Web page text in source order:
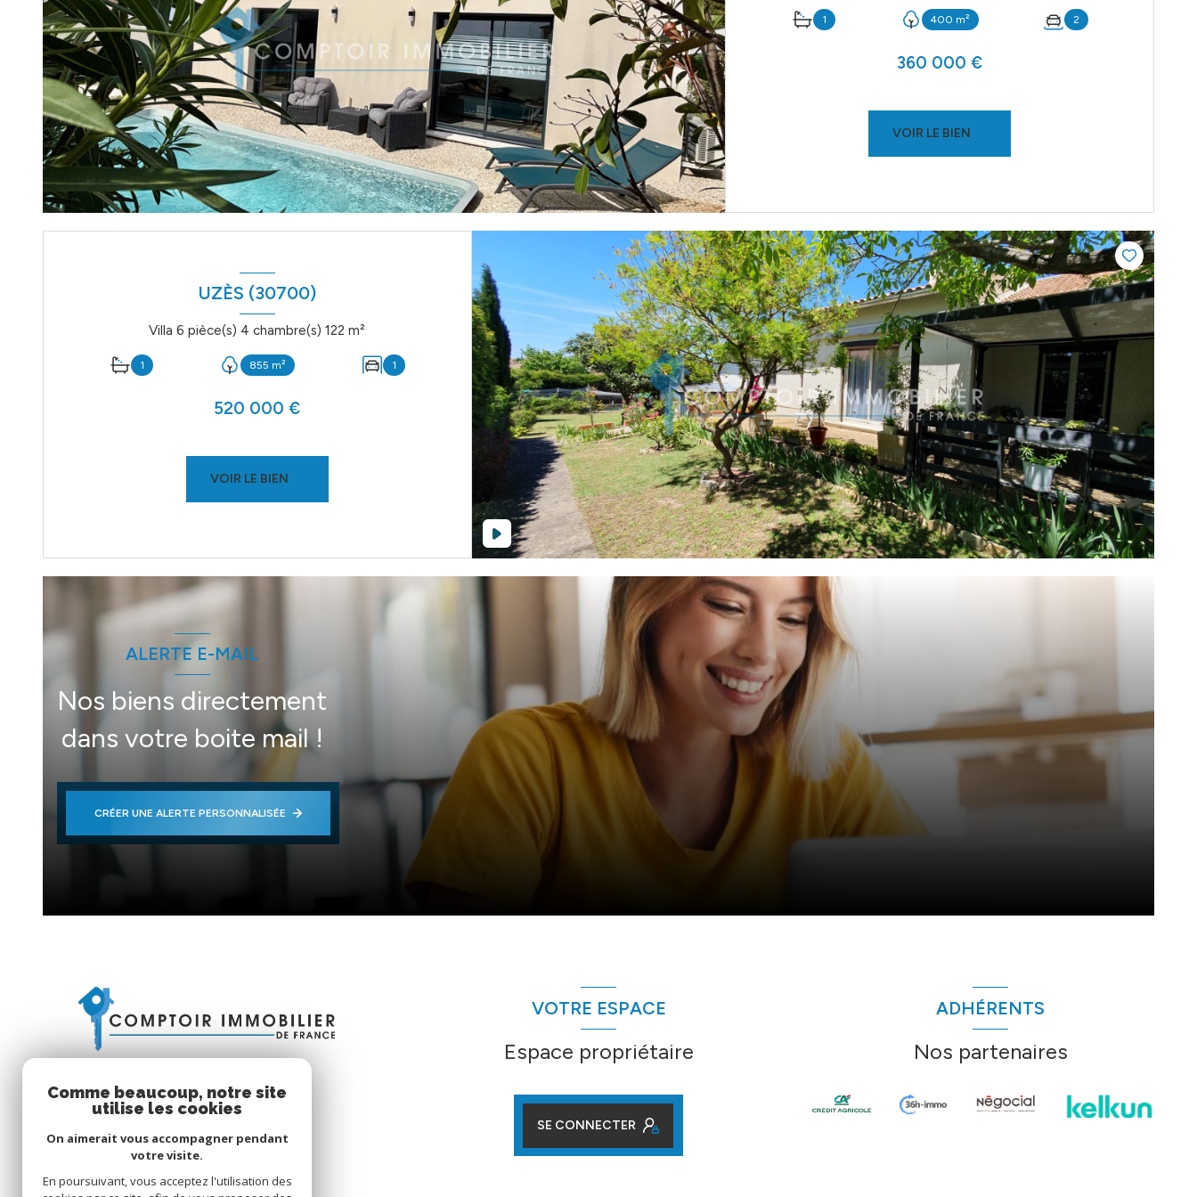
1 400 m² 2
360 000 €
VOIR LE BIEN
UZÈS (30700)
Villa 6 pièce(s) 4 chambre(s) 122 m²
1 855 m² 1
520 000 €
VOIR LE BIEN
ALERTE E-MAIL
Nos biens directement
dans votre boite mail !
CRÉER UNE ALERTE PERSONNALISÉE
VOTRE ESPACE
Espace propriétaire
SE CONNECTER
ADHÉRENTS
Nos partenaires
Comme beaucoup, notre site
utilise les cookies
On aimerait vous accompagner pendant
votre visite.
En poursuivant, vous acceptez l'utilisation des